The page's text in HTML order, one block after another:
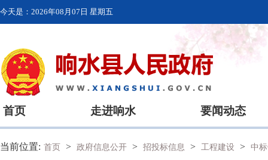
今天是： 2026年08月07日 星期五
首页 走进响水 要闻动态
当前位置: 首页 > 政府信息公开 > 招投标信息 > 工程建设 > 中